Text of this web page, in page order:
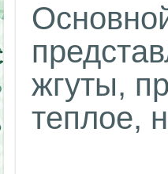
жгуты,
теплое,